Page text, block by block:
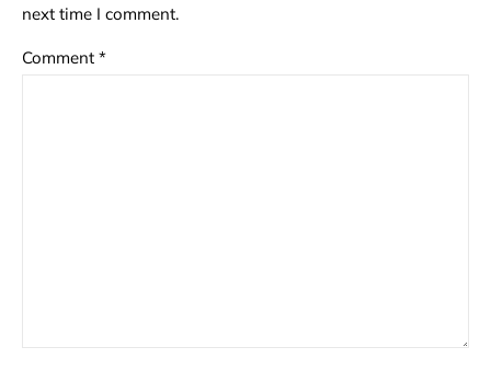
next time I comment.
Comment *